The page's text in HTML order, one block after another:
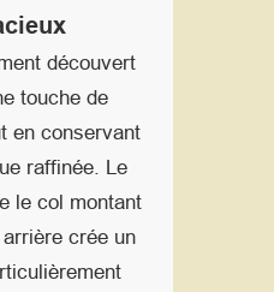
découvert
touche de
en conservant
raffinée. Le
le col montant
crée un